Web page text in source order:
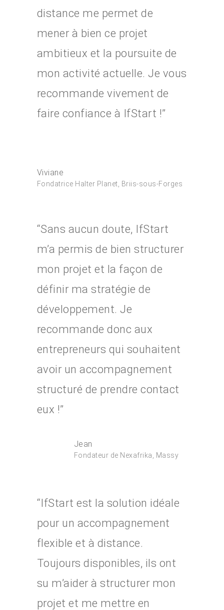
distance me permet de
mener à bien ce projet
ambitieux et la poursuite de
mon activité actuelle. Je vous
recommande vivement de
faire confiance à IfStart !”
Viviane
Fondatrice Halter Planet, Briis-sous-Forges
“Sans aucun doute, IfStart
m’a permis de bien structurer
mon projet et la façon de
définir ma stratégie de
développement. Je
recommande donc aux
entrepreneurs qui souhaitent
avoir un accompagnement
structuré de prendre contact
eux !”
Jean
Fondateur de Nexafrika, Massy
“IfStart est la solution idéale
pour un accompagnement
flexible et à distance.
Toujours disponibles, ils ont
su m’aider à structurer mon
projet et me mettre en